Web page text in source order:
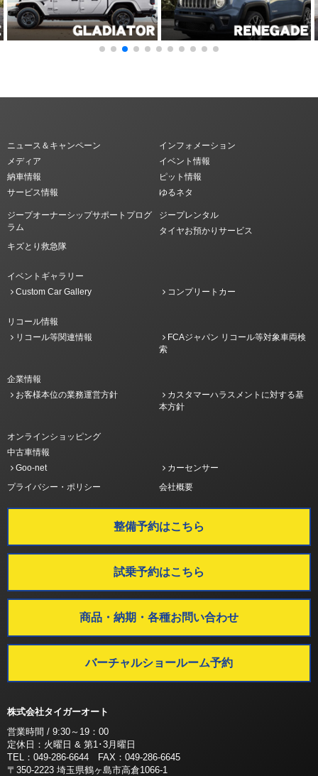
ニュース＆キャンペーン
インフォメーション
メディア
イベント情報
納車情報
ピット情報
サービス情報
ゆるネタ
ジープオーナーシップサポートプログ
ラム
ジープレンタル
タイヤお預かりサービス
キズとり救急隊
イベントギャラリー
Custom Car Gallery
コンプリートカー
リコール情報
リコール等関連情報
FCAジャパン リコール等対象車両検
索
企業情報
お客様本位の業務運営方針
カスタマーハラスメントに対する基
本方針
オンラインショッピング
中古車情報
Goo-net
カーセンサー
プライバシー・ポリシー
会社概要
整備予約はこちら
試乗予約はこちら
商品・納期・各種お問い合わせ
バーチャルショールーム予約
株式会社タイガーオート
営業時間 / 9:30～19：00
定休日：火曜日 & 第1･3月曜日
TEL：049-286-6644 FAX：049-286-6645
〒350-2223 埼玉県鶴ヶ島市高倉1066-1